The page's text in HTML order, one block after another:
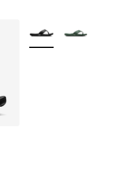
Weitere Farben